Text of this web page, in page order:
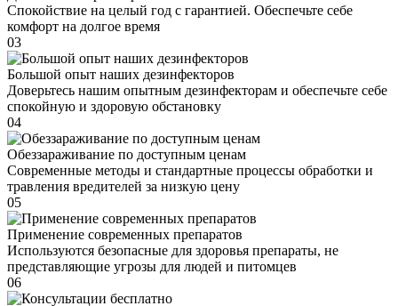
Спокойствие на целый год с гарантией. Обеспечьте себе
комфорт на долгое время
03
Большой опыт наших дезинфекторов
Доверьтесь нашим опытным дезинфекторам и обеспечьте себе
спокойную и здоровую обстановку
04
Обеззараживание по доступным ценам
Современные методы и стандартные процессы обработки и
травления вредителей за низкую цену
05
Применение современных препаратов
Используются безопасные для здоровья препараты, не
представляющие угрозы для людей и питомцев
06